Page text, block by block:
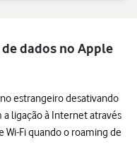
dados no Apple
estrangeiro desativando
ligação à Internet através
Wi-Fi quando o roaming de